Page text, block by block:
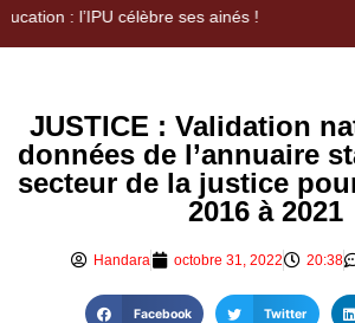
JUSTICE : Validation
données de l’annuaire
secteur de la justice
2016 à 2021
Handara octobre 31, 2022 20:38
Facebook Twitter